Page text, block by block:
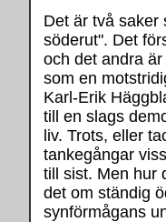
Det är två saker
söderut". Det
och det andra
som en
Karl-Erik
till en slags
liv. Trots, eller
tankegångar
till sist. Men hur
det om ständig
synförmågans